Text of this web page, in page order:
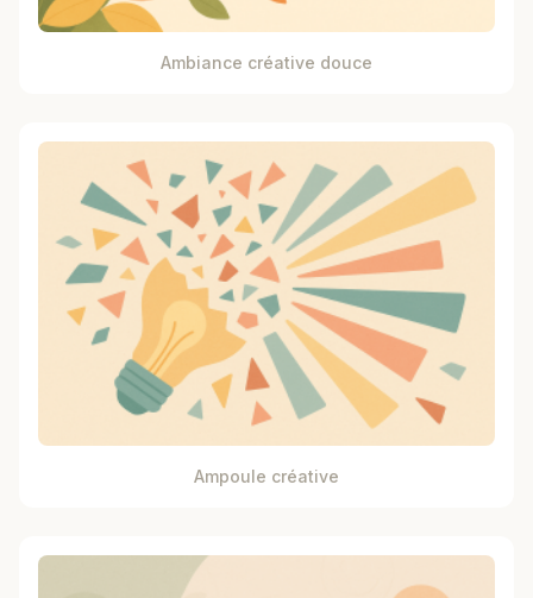
Ambiance créative douce
Ampoule créative